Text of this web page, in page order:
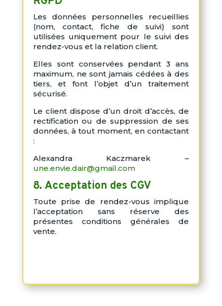
Les données personnelles recueillies
(nom, contact, fiche de suivi) sont
utilisées uniquement pour le suivi des
rendez-vous et la relation client.
Elles sont conservées pendant 3 ans
maximum, ne sont jamais cédées à des
tiers, et font l’objet d’un traitement
sécurisé.
Le client dispose d’un droit d’accès, de
rectification ou de suppression de ses
données, à tout moment, en contactant
:
Alexandra Kaczmarek –
une.envie.dair@gmail.com
8. Acceptation des CGV
Toute prise de rendez-vous implique
l’acceptation sans réserve des
présentes conditions générales de
vente.